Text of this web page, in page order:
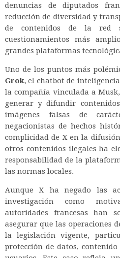
denuncias de diputados
reducción de diversidad y
de contenidos de la red
cuestionamientos más
grandes plataformas
Uno de los puntos más
Grok, el chatbot de
la compañía vinculada a
generar y difundir
imágenes falsas de
negacionistas de hechos
complicidad de X en la
otros contenidos ilegales ha
responsabilidad de la
las normas locales.
Aunque X ha negado las
investigación como
autoridades francesas han
asegurar que las operaciones
la legislación vigente,
protección de datos,